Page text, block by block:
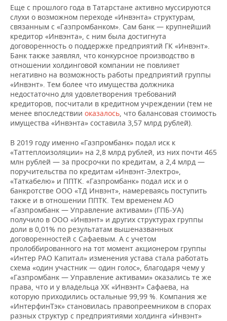
Еще с прошлого года в Татарстане активно муссируются
слухи о возможном переходе «Инвэнта» структурам,
связанным с «Газпромбанком». Сам банк — крупнейший
кредитор «Инвэнта», с ним была достигнута
договоренность о поддержке предприятий ГК «Инвэнт».
Банк также заявлял, что конкурсное производство в
отношении холдинговой компании не повлияет
негативно на возможность работы предприятий группы
«Инвэнт». Тем более что имущества должника
недостаточно для удовлетворения требований
кредиторов, посчитали в кредитном учреждении (тем не
менее впоследствии оказалось, что балансовая стоимость
имущества «Инвэнта» составила 3,57 млрд рублей).
В 2019 году именно «Газпромбанк» подал иск к
«Таттеплоизоляции» на 2,8 млрд рублей, из них почти 465
млн рублей — за просрочки по кредитам, а 2,4 млрд —
поручительства по кредитам «Инвэнт-Электро»,
«Таткабелю» и ППТК. «Газпромбанк» подал иск и о
банкротстве ООО «ТД Инвэнт», намереваясь поступить
также и в отношении ППТК. Тем временем АО
«Газпромбанк — Управление активами» (ГПБ-УА)
получило в ООО «Инвэнт» и других структурах группы
доли в 0,01% по результатам вышеназванных
договоренностей с Сафаевым. А с учетом
пролоббированного на тот момент акционером группы
«Интер РАО Капитал» изменения устава стала работать
схема «один участник — один голос», благодаря чему у
«Газпромбанк — Управление активами» оказались те же
права, что и у владельца ХК «Инвэнт» Сафаева, на
которую приходились остальные 99,99 %. Компания же
«ИнтерфинТэк» становилась правопреемником в спорах
разных структур с предприятиями холдинга «Инвэнт»